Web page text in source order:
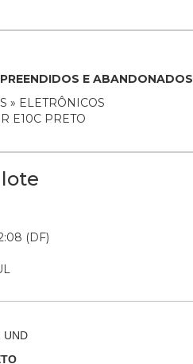
E ABANDONADOS
» ELETRÔNICOS
E10C PRETO
(DF)
UND